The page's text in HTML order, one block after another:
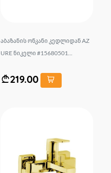
აბაზანის ონკანი კედლიდან AZ
URE ნიკელი #15680501...
219.00